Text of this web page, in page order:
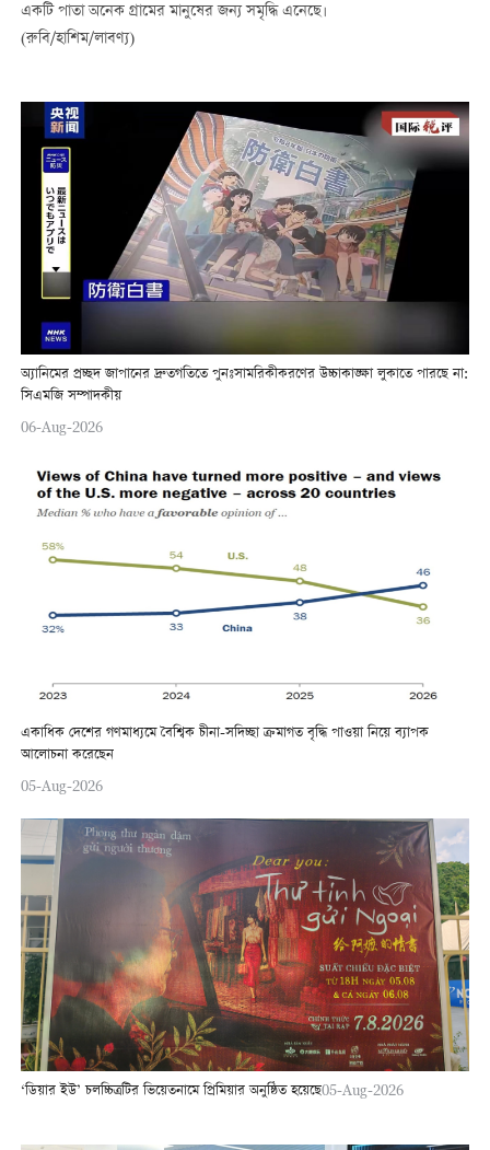
একটি পাতা অনেক গ্রামের মানুষের জন্য সমৃদ্ধি এনেছে।
(রুবি/হাশিম/লাবণ্য)
অ্যানিমের প্রচ্ছদ জাপানের দ্রুতগতিতে পুনঃসামরিকীকরণের উচ্চাকাঙ্ক্ষা লুকাতে পারছে না:
সিএমজি সম্পাদকীয়
06-Aug-2026
একাধিক দেশের গণমাধ্যমে বৈশ্বিক চীনা-সদিচ্ছা ক্রমাগত বৃদ্ধি পাওয়া নিয়ে ব্যাপক
আলোচনা করেছেন
05-Aug-2026
‘ডিয়ার ইউ’ চলচ্চিত্রটির ভিয়েতনামে প্রিমিয়ার অনুষ্ঠিত হয়েছে05-Aug-2026